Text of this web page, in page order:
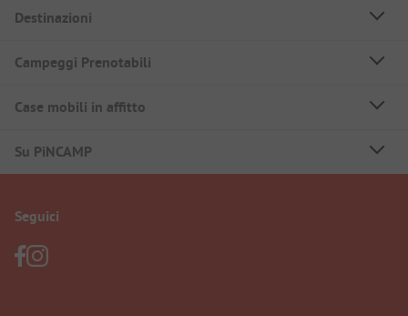
Destinazioni
Campeggi Prenotabili
Case mobili in affitto
Su PiNCAMP
Seguici